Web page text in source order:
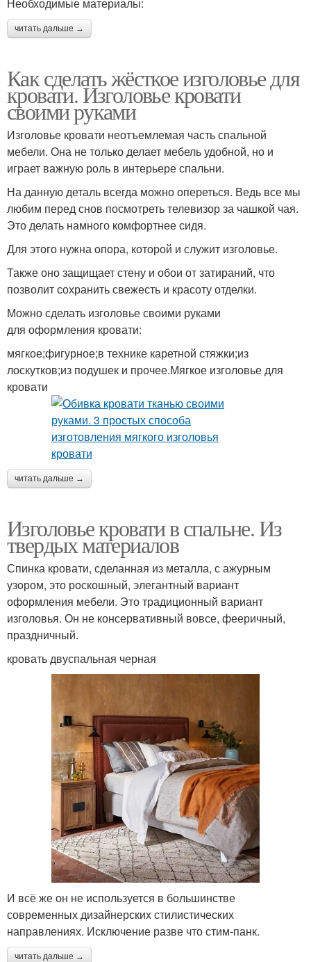
читать дальше →
Как сделать жёсткое изголовье для
кровати. Изголовье кровати
своими руками
Изголовье кровати неотъемлемая часть спальной
мебели. Она не только делает мебель удобной, но и
играет важную роль в интерьере спальни.
На данную деталь всегда можно опереться. Ведь все мы
любим перед снов посмотреть телевизор за чашкой чая.
Это делать намного комфортнее сидя.
Для этого нужна опора, которой и служит изголовье.
Также оно защищает стену и обои от затираний, что
позволит сохранить свежесть и красоту отделки.
Можно сделать изголовье своими руками
для оформления кровати:
мягкое;фигурное;в технике каретной стяжки;из
лоскутков;из подушек и прочее.Мягкое изголовье для
кровати
читать дальше →
Изголовье кровати в спальне. Из
твердых материалов
Спинка кровати, сделанная из металла, с ажурным
узором, это роскошный, элегантный вариант
оформления мебели. Это традиционный вариант
изголовья. Он не консервативный вовсе, фееричный,
праздничный.
кровать двуспальная черная
И всё же он не используется в большинстве
современных дизайнерских стилистических
направлениях. Исключение разве что стим-панк.
читать дальше →